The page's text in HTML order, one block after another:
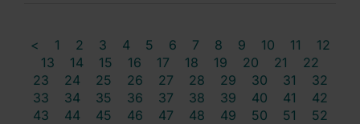
< 1 2 3 4 5 6 7 8 9 10 11
12
13
14 15 16 17 18 19 20 21
22
23
24 25 26 27 28 29 30 31
32
33
34 35 36 37 38 39 40 41
42
43
44 45 46 47 48 49 50 51
52